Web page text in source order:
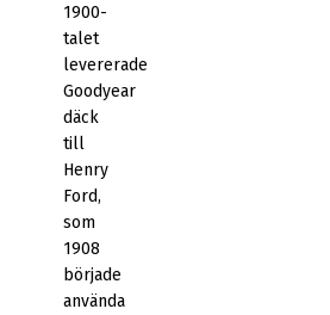
1900-
talet
levererade
Goodyear
däck
till
Henry
Ford,
som
1908
började
använda